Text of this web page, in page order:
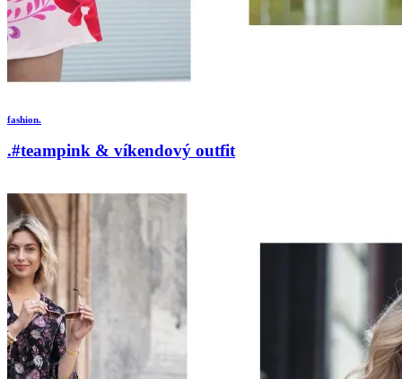
fashion.
.#teampink & víkendový outfit